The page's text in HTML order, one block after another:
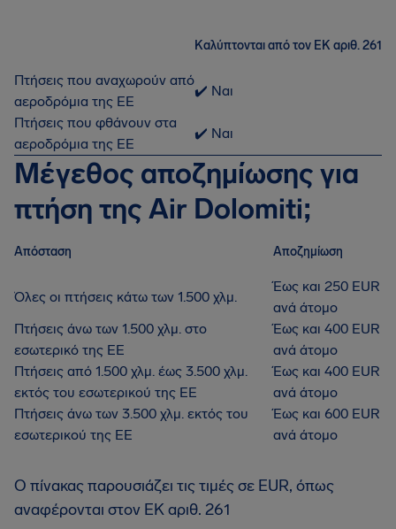
Καλύπτονται από τον ΕΚ αριθ. 261
Πτήσεις που αναχωρούν από
αεροδρόμια της ΕΕ
✔️ Ναι
Πτήσεις που φθάνουν στα
αεροδρόμια της ΕΕ
✔️ Ναι
Μέγεθος αποζημίωσης για
πτήση της Air Dolomiti;
Απόσταση Αποζημίωση
Όλες οι πτήσεις κάτω των 1.500 χλμ.
Έως και 250 EUR
ανά άτομο
Πτήσεις άνω των 1.500 χλμ. στο
εσωτερικό της ΕΕ
Έως και 400 EUR
ανά άτομο
Πτήσεις από 1.500 χλμ. έως 3.500 χλμ.
εκτός του εσωτερικού της ΕΕ
Έως και 400 EUR
ανά άτομο
Πτήσεις άνω των 3.500 χλμ. εκτός του
εσωτερικού της ΕΕ
Έως και 600 EUR
ανά άτομο
Ο πίνακας παρουσιάζει τις τιμές σε EUR, όπως
αναφέρονται στον ΕΚ αριθ. 261